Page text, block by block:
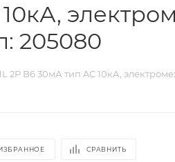
205080
2P B6 30мА тип AС 10кА,
СРАВНИТЬ